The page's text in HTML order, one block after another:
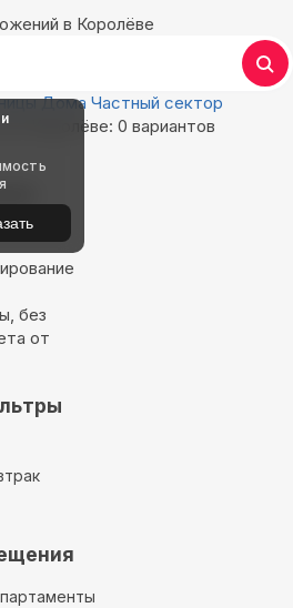
в Королёве
Дома Частный сектор
в Королёве: 0 вариантов
без
от